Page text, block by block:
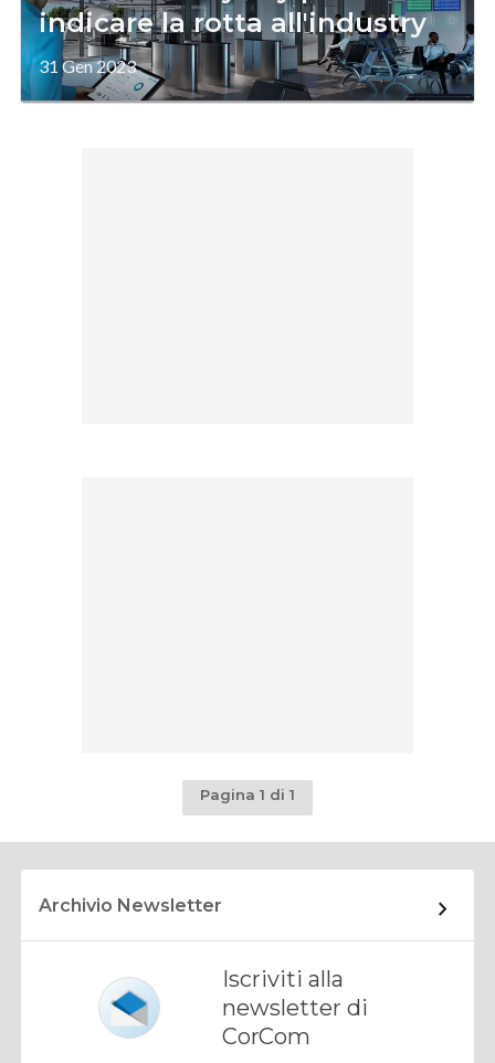
indicare la rotta all'industry
31 Gen 2023
Pagina 1 di 1
Archivio Newsletter
Iscriviti alla
newsletter di
CorCom